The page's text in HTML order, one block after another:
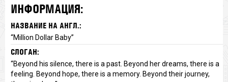
ИНФОРМАЦИЯ:
НАЗВАНИЕ НА АНГЛ.:
“Million Dollar Baby”
СЛОГАН:
“Beyond his silence, there is a past. Beyond her dreams, there is a
feeling. Beyond hope, there is a memory. Beyond their journey,